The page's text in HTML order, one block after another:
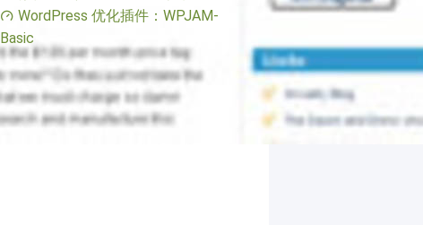
WordPress 优化插件：WPJAM-
Basic